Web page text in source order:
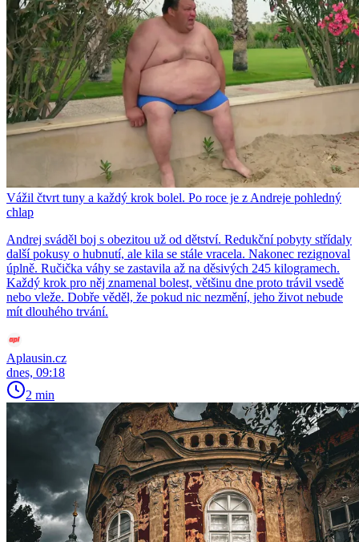
Vážil čtvrt tuny a každý krok bolel. Po roce je z Andreje pohledný
chlap
Andrej sváděl boj s obezitou už od dětství. Redukční pobyty střídaly
další pokusy o hubnutí, ale kila se stále vracela. Nakonec rezignoval
úplně. Ručička váhy se zastavila až na děsivých 245 kilogramech.
Každý krok pro něj znamenal bolest, většinu dne proto trávil vsedě
nebo vleže. Dobře věděl, že pokud nic nezmění, jeho život nebude
mít dlouhého trvání.
Aplausin.cz
dnes, 09:18
2 min